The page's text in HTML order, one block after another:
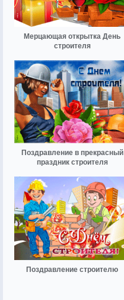
Мерцающая открытка День
строителя
Поздравление в прекрасный
праздник строителя
Поздравление строителю